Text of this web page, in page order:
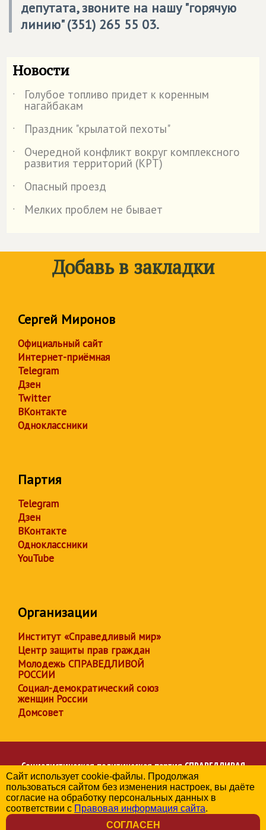
депутата, звоните на нашу "горячую
линию" (351) 265 55 03.
Новости
˙ Голубое топливо придет к коренным
нагайбакам
˙
Праздник "крылатой пехоты"
˙
Очередной конфликт вокруг комплексного
развития территорий (КРТ)
˙
Опасный проезд
˙
Мелких проблем не бывает
Добавь в закладки
Сергей Миронов
Официальный сайт
Интернет-приёмная
Telegram
Дзен
Twitter
ВКонтакте
Одноклассники
Партия
Telegram
Дзен
ВКонтакте
Одноклассники
YouTube
Организации
Институт «Справедливый мир»
Центр защиты прав граждан
Молодежь СПРАВЕДЛИВОЙ
РОССИИ
Социал-демократический союз
женщин России
Домсовет
Социалистическая политическая партияСПРАВЕДЛИВАЯ
РОССИЯ
Региональное отделение партии в Челябинской области
© 2006-2026
Политика в отношении обработки персональных данных
Сайт использует cookie-файлы. Продолжая
пользоваться сайтом без изменения настроек, вы даёте
согласие на обработку персональных данных в
соответствии с Правовая информация сайта.
СОГЛАСЕН